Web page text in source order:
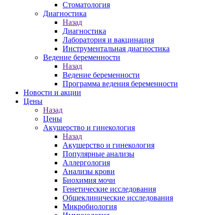
Стоматология
Диагностика
Назад
Диагностика
Лаборатория и вакцинация
Инструментальная диагностика
Ведение беременности
Назад
Ведение беременности
Программа ведения беременности
Новости и акции
Цены
Назад
Цены
Акушерство и гинекология
Назад
Акушерство и гинекология
Популярные анализы
Аллергология
Анализы крови
Биохимия мочи
Генетические исследования
Общеклинические исследования
Микробиология